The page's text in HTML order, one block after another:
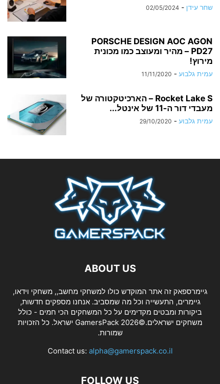
שחר עידן -
02/05/2024
PORSCHE DESIGN AOC AGON
PD27 – מהיר ומעוצב כמו מכונית
מירוץ!
עמית גלבוע -
11/11/2020
Rocket Lake S – הארכיטקטורה של
מעבדי דור ה-11 של אינטל...
עמית גלבוע -
29/10/2020
ABOUT US
גיימרספאק זה אתר המוקדש כולו למשחקי מחשב,, משחקי וידאו,
גיימרים, התעשייה וכל מה שמסביב. אנחנו מספקים חדשות,
ביקורות ומבטים מקדימים על כל המשחקים הכי חמים - כולל
משחקים ישראלים.©2026 GamersPack ישראל. כל הזכויות
שמורות.
Contact us: alpha@gamerspack.co.il
FOLLOW US